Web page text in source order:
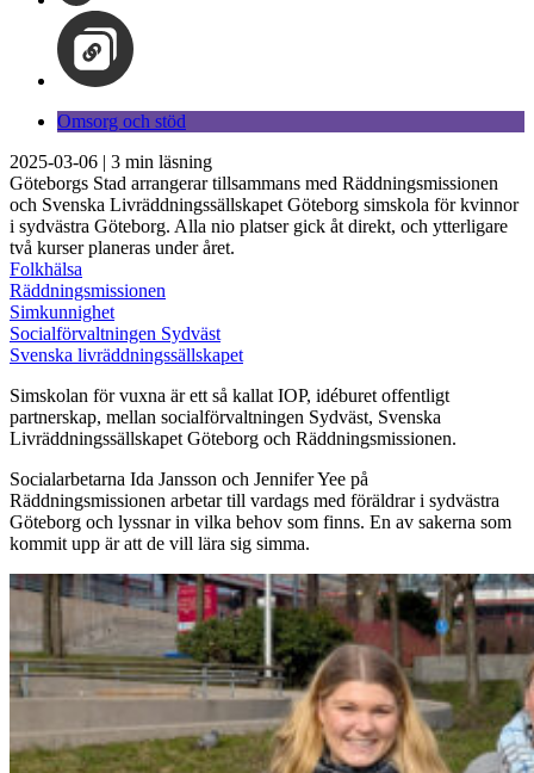
Omsorg och stöd
2025-03-06 | 3 min läsning
Göteborgs Stad arrangerar tillsammans med Räddningsmissionen
och Svenska Livräddningssällskapet Göteborg simskola för kvinnor
i sydvästra Göteborg. Alla nio platser gick åt direkt, och ytterligare
två kurser planeras under året.
Folkhälsa
Räddningsmissionen
Simkunnighet
Socialförvaltningen Sydväst
Svenska livräddningssällskapet
Simskolan för vuxna är ett så kallat IOP, idéburet offentligt
partnerskap, mellan socialförvaltningen Sydväst, Svenska
Livräddningssällskapet Göteborg och Räddningsmissionen.
Socialarbetarna Ida Jansson och Jennifer Yee på
Räddningsmissionen arbetar till vardags med föräldrar i sydvästra
Göteborg och lyssnar in vilka behov som finns. En av sakerna som
kommit upp är att de vill lära sig simma.